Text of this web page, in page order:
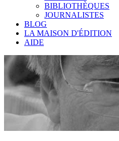
BIBLIOTHÈQUES
JOURNALISTES
BLOG
LA MAISON D'ÉDITION
AIDE